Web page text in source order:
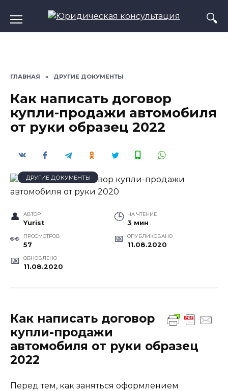
содержанию
ГЛАВНАЯ » ДРУГИЕ ДОКУМЕНТЫ
Как написать договор
купли-продажи автомобиля
от руки образец 2022
ДРУГИЕ ДОКУМЕНТЫ
АВТОР
Yurist
НА ЧТЕНИЕ
3 мин
ПРОСМОТРОВ
57
ОПУБЛИКОВАНО
11.08.2020
ОБНОВЛЕНО
11.08.2020
Как написать договор
купли-продажи
автомобиля от руки образец
2022
Перед тем, как заняться оформлением